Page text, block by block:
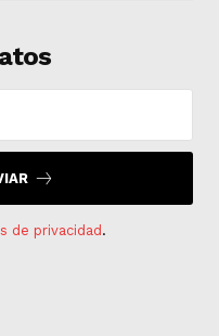
de privacidad .